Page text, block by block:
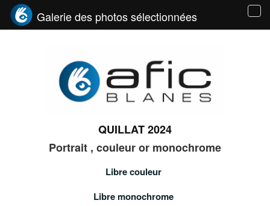
Galerie des photos sélectionnées
QUILLAT 2024
Portrait , couleur or monochrome
Libre couleur
Libre monochrome